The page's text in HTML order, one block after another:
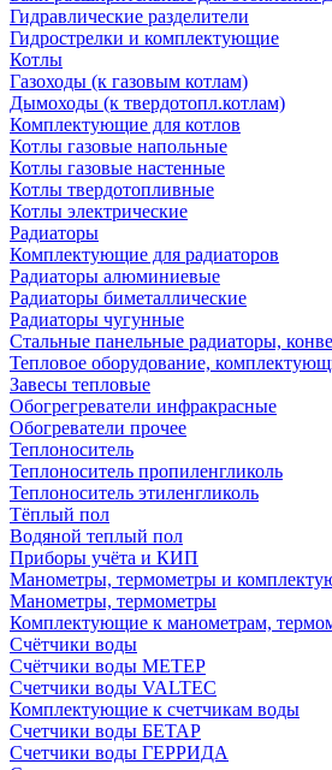
Гидравлические разделители
Гидрострелки и комплектующие
Котлы
Газоходы (к газовым котлам)
Дымоходы (к твердотопл.котлам)
Комплектующие для котлов
Котлы газовые напольные
Котлы газовые настенные
Котлы твердотопливные
Котлы электрические
Радиаторы
Комплектующие для радиаторов
Радиаторы алюминиевые
Радиаторы биметаллические
Радиаторы чугунные
Стальные панельные радиаторы,
Тепловое оборудование,
Завесы тепловые
Обогрегреватели инфракрасные
Обогреватели прочее
Теплоноситель
Теплоноситель пропиленгликоль
Теплоноситель этиленгликоль
Тёплый пол
Водяной теплый пол
Приборы учёта и КИП
Манометры, термометры и
Манометры, термометры
Комплектующие к манометрам,
Счётчики воды
Счётчики воды МЕТЕР
Счетчики воды VALTEC
Комплектующие к счетчикам воды
Счетчики воды БЕТАР
Счетчики воды ГЕРРИДА